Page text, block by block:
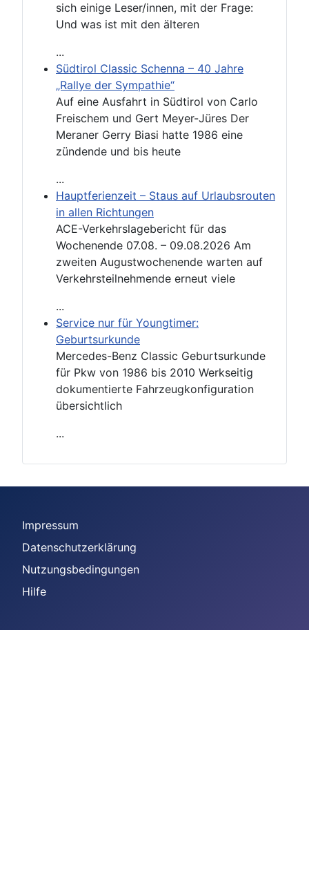
sich einige Leser/innen, mit der Frage:
Und was ist mit den älteren
...
Südtirol Classic Schenna – 40 Jahre
„Rallye der Sympathie“
Auf eine Ausfahrt in Südtirol von Carlo
Freischem und Gert Meyer-Jüres Der
Meraner Gerry Biasi hatte 1986 eine
zündende und bis heute
...
Hauptferienzeit – Staus auf Urlaubsrouten
in allen Richtungen
ACE-Verkehrslagebericht für das
Wochenende 07.08. – 09.08.2026 Am
zweiten Augustwochenende warten auf
Verkehrsteilnehmende erneut viele
...
Service nur für Youngtimer:
Geburtsurkunde
Mercedes-Benz Classic Geburtsurkunde
für Pkw von 1986 bis 2010 Werkseitig
dokumentierte Fahrzeugkonfiguration
übersichtlich
...
Impressum
Datenschutzerklärung
Nutzungsbedingungen
Hilfe